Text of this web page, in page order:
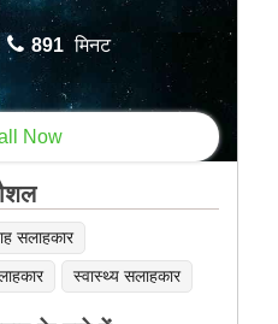
891 मिनट
Now
सलाहकार
स्वास्थ्य सलाहकार